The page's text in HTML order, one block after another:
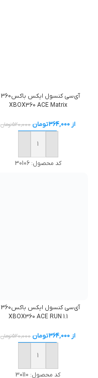
XBOX360 ACE Matrix
از 364,000تومان 520,000تومان
خرید
کد محصول:30106
XBOX360 ACE RUN 1.1
از364,000تومان 520,000تومان
خرید
کد محصول: 30110